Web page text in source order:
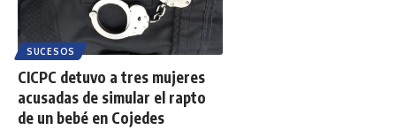
SUCESOS
CICPC detuvo a tres mujeres
acusadas de simular el rapto
de un bebé en Cojedes